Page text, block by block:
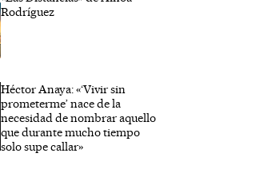
Rodríguez
Héctor Anaya: «‘Vivir sin
prometerme’ nace de la
necesidad de nombrar aquello
que durante mucho tiempo
solo supe callar»